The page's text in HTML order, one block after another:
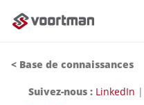
< Base de connaissances
Suivez-nous : LinkedIn |